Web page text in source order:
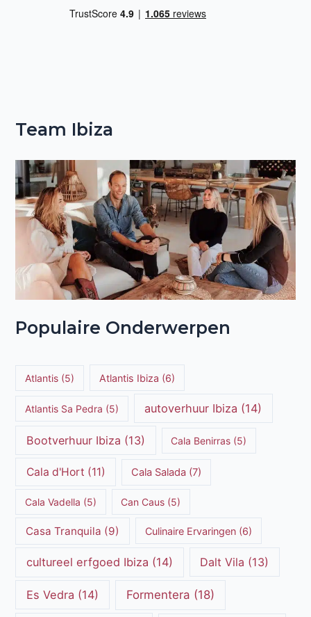
Team Ibiza
Populaire Onderwerpen
Atlantis (5) Atlantis Ibiza (6)
Atlantis Sa Pedra (5) autoverhuur Ibiza (14)
Bootverhuur Ibiza (13) Cala Benirras (5)
Cala d'Hort (11) Cala Salada(7)
Cala Vadella (5) Can Caus (5)
Casa Tranquila (9) Culinaire Ervaringen(6)
cultureel erfgoed Ibiza (14) Dalt Vila (13)
Es Vedra (14) Formentera (18)